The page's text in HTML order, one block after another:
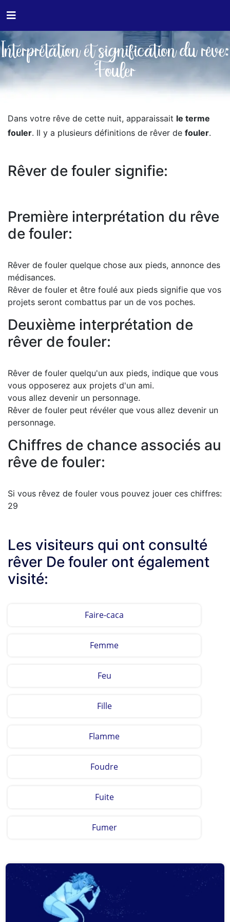
Interprétation et signification du rêve:
Fouler
Dans votre rêve de cette nuit, apparaissait le terme
fouler. Il y a plusieurs définitions de rêver de fouler.
Rêver de fouler signifie:
Première interprétation du rêve
de fouler:
Rêver de fouler quelque chose aux pieds, annonce des
médisances.
Rêver de fouler et être foulé aux pieds signifie que vos
projets seront combattus par un de vos poches.
Deuxième interprétation de
rêver de fouler:
Rêver de fouler quelqu'un aux pieds, indique que vous
vous opposerez aux projets d'un ami.
vous allez devenir un personnage.
Rêver de fouler peut révéler que vous allez devenir un
personnage.
Chiffres de chance associés au
rêve de fouler:
Si vous rêvez de fouler vous pouvez jouer ces chiffres:
29
Les visiteurs qui ont consulté
rêver De fouler ont également
visité:
Faire-caca
Femme
Feu
Fille
Flamme
Foudre
Fuite
Fumer